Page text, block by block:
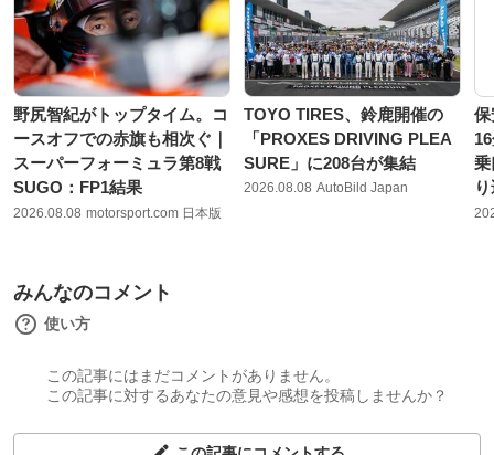
野尻智紀がトップタイム。コ
ースオフでの赤旗も相次ぐ｜
スーパーフォーミュラ第8戦
SUGO：FP1結果
2026.08.08 motorsport.com 日本版
TOYO TIRES、鈴鹿開催の
「PROXES DRIVING PLEA
SURE」に208台が集結
2026.08.08 AutoBild Japan
みんなのコメント
使い方
この記事にはまだコメントがありません。
この記事に対するあなたの意見や感想を投稿しませんか？